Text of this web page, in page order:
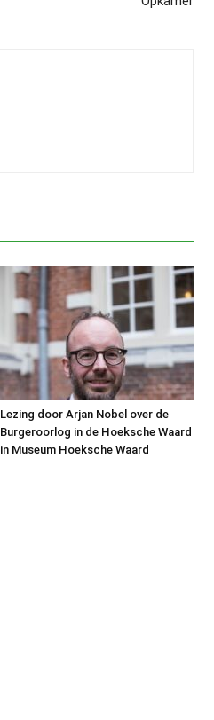
Lezing door Arjan Nobel over de
Burgeroorlog in de Hoeksche Waard
in Museum Hoeksche Waard